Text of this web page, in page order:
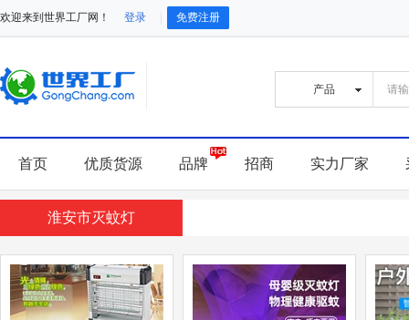
欢迎来到世界工厂网！ 登录 免费注册
首页 优质货源 品牌 招商 实力厂家
淮安市灭蚊灯